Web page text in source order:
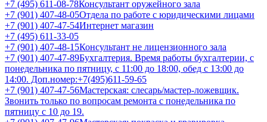
+7 (495) 611-08-78Консультант оружейного зала
+7 (901) 407-48-05Отдела по работе с юридическими лицами
+7 (901) 407-47-54Интернет магазин
+7 (495) 611-33-05
+7 (901) 407-48-15Консультант не лицензионного зала
+7 (901) 407-47-89Бухгалтерия. Время работы бухгалтерии, с
понедельника по пятницу, с 11:00 до 18:00, обед с 13:00 до
14:00. Доп.номер:+7(495)611-59-65
+7 (901) 407-47-56Мастерская: слесарь/мастер-ложевщик.
Звонить только по вопросам ремонта с понедельника по
пятницу с 10 до 19.